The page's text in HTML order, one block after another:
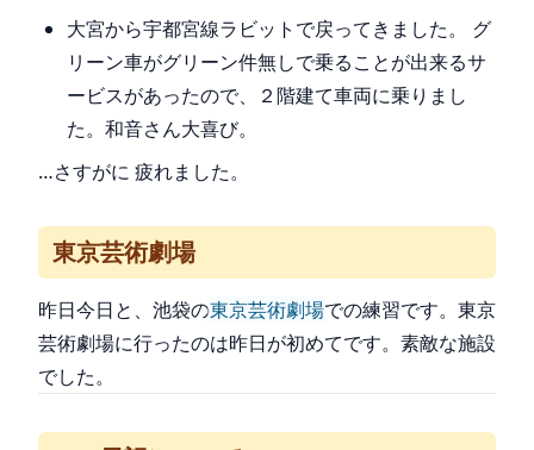
大宮から宇都宮線ラビットで戻ってきました。 グ
リーン車がグリーン件無しで乗ることが出来るサ
ービスがあったので、２階建て車両に乗りまし
た。和音さん大喜び。
…さすがに 疲れました。
東京芸術劇場
昨日今日と、池袋の東京芸術劇場での練習です。東京
芸術劇場に行ったのは昨日が初めてです。素敵な施設
でした。